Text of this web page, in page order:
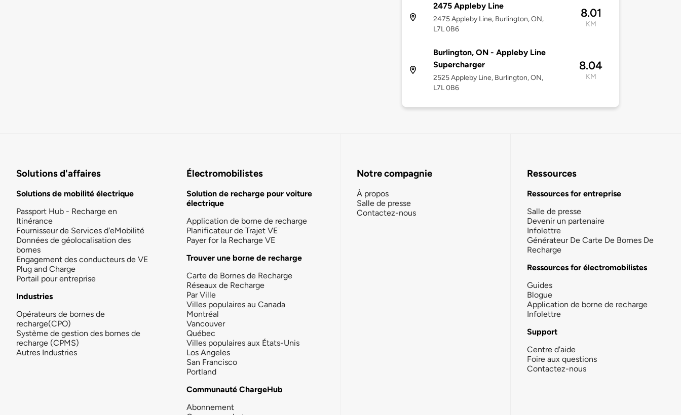
2475 Appleby Line
2475 Appleby Line, Burlington, ON,
L7L 0B6
8.01
KM
Burlington, ON - Appleby Line
Supercharger
2525 Appleby Line, Burlington, ON,
L7L 0B6
8.04
KM
Solutions d'affaires
Solutions de mobilité électrique
Passport Hub - Recharge en
Itinérance
Fournisseur de Services d'eMobilité
Données de géolocalisation des
bornes
Engagement des conducteurs de VE
Plug and Charge
Portail pour entreprise
Industries
Opérateurs de bornes de
recharge(CPO)
Système de gestion des bornes de
recharge (CPMS)
Autres Industries
Électromobilistes
Solution de recharge pour voiture
électrique
Application de borne de recharge
Planificateur de Trajet VE
Payer for la Recharge VE
Trouver une borne de recharge
Carte de Bornes de Recharge
Réseaux de Recharge
Par Ville
Villes populaires au Canada
Montréal
Vancouver
Québec
Villes populaires aux États-Unis
Los Angeles
San Francisco
Portland
Communauté ChargeHub
Abonnement
Notre compagnie
À propos
Salle de presse
Contactez-nous
Ressources
Ressources for entreprise
Salle de presse
Devenir un partenaire
Infolettre
Générateur De Carte De Bornes De
Recharge
Ressources for électromobilistes
Guides
Blogue
Application de borne de recharge
Infolettre
Support
Centre d'aide
Foire aux questions
Contactez-nous